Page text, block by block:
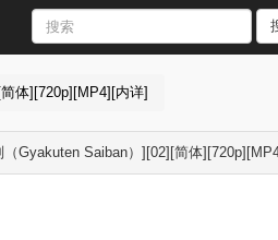
体][720p][MP4][内详]
（Gyakuten Saiban）][02][简体